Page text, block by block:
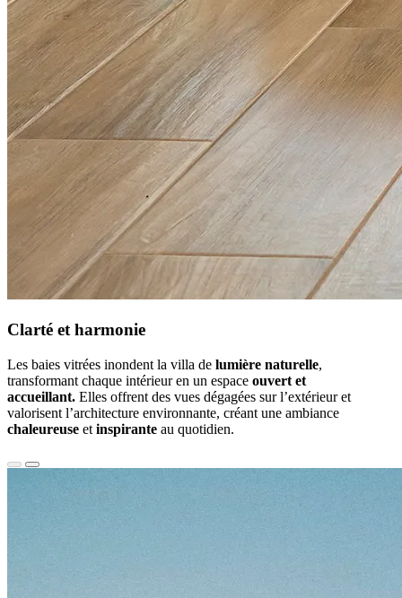
Clarté et harmonie
Les baies vitrées inondent la villa de lumière naturelle,
transformant chaque intérieur en un espace ouvert et
accueillant. Elles offrent des vues dégagées sur l’extérieur et
valorisent l’architecture environnante, créant une ambiance
chaleureuse et inspirante au quotidien.